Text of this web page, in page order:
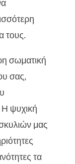
δίπλα στη
φαγητό;
τους.
σωματική
σας,
Η ψυχική
μας
τα